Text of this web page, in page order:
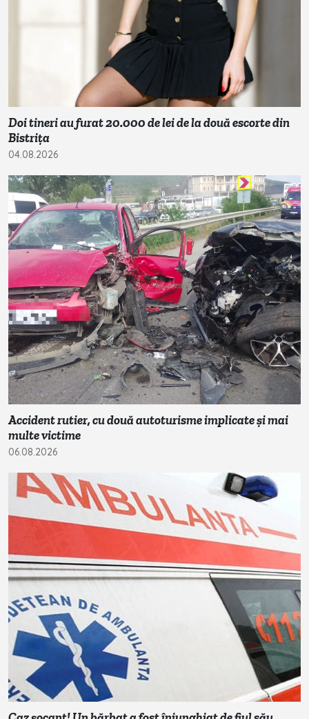
Doi tineri au furat 20.000 de lei de la două escorte din
Bistrița
04.08.2026
Accident rutier, cu două autoturisme implicate și mai
multe victime
06.08.2026